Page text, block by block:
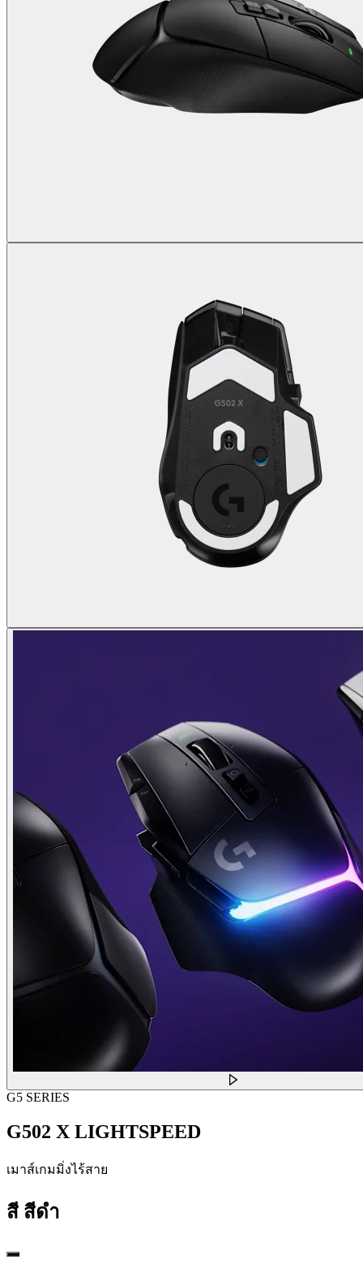
G5 SERIES
G502 X LIGHTSPEED
เมาส์เกมมิ่งไร้สาย
สี สีดำ